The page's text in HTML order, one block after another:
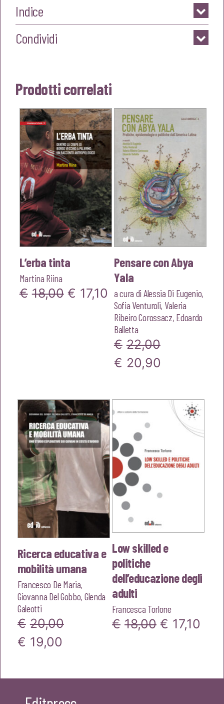
Indice
Condividi
Prodotti correlati
L’erba tinta
Martina Riina
€ 18,00 Il
originale
€ 17,10
prezzo
attuale
è:
€17,10.
Pensare con Abya
Yala
a cura di Alessia Di Eugenio,
Sofia Venturoli, Valeria
Ribeiro Corossacz, Edoardo
Balletta
€ 22,00
Il
originale
era:
€22,00.
€ 20,90
attuale
€20,90.
Ricerca educativa e
mobilità umana
Francesco De Maria,
Giovanna Del Gobbo, Glenda
Galeotti
€ 20,00
Il
originale
era:
€ 19,00
attuale
è:
Low skilled e
politiche
dell’educazione degli
adulti
Francesca Torlone
€ 18,00 Il
era:
€ 17,10
è: